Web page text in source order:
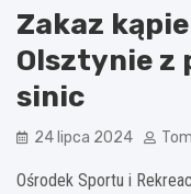
Zakaz
Olsztynie z
sinic
24 lipca 2024
Ośrodek Sportu i